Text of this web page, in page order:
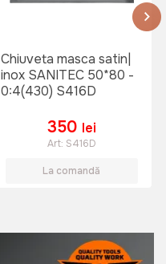
Chiuveta masca satin|
inox SANITEC 50*80 -
0:4(430) S416D
350 lei
Art: S416D
La comandă